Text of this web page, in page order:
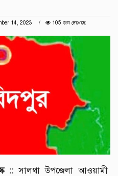
14, 2023
105 জন দেখেছে
::সালথা উপজেলা আওয়ামী